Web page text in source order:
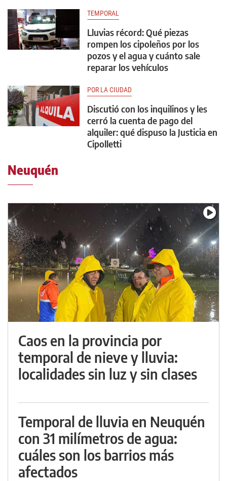
TEMPORAL
Lluvias récord: Qué piezas
rompen los cipoleños por los
pozos y el agua y cuánto sale
reparar los vehículos
POR LA CIUDAD
Discutió con los inquilinos y les
cerró la cuenta de pago del
alquiler: qué dispuso la Justicia en
Cipolletti
Neuquén
Caos en la provincia por
temporal de nieve y lluvia:
localidades sin luz y sin clases
Temporal de lluvia en Neuquén
con 31 milímetros de agua:
cuáles son los barrios más
afectados